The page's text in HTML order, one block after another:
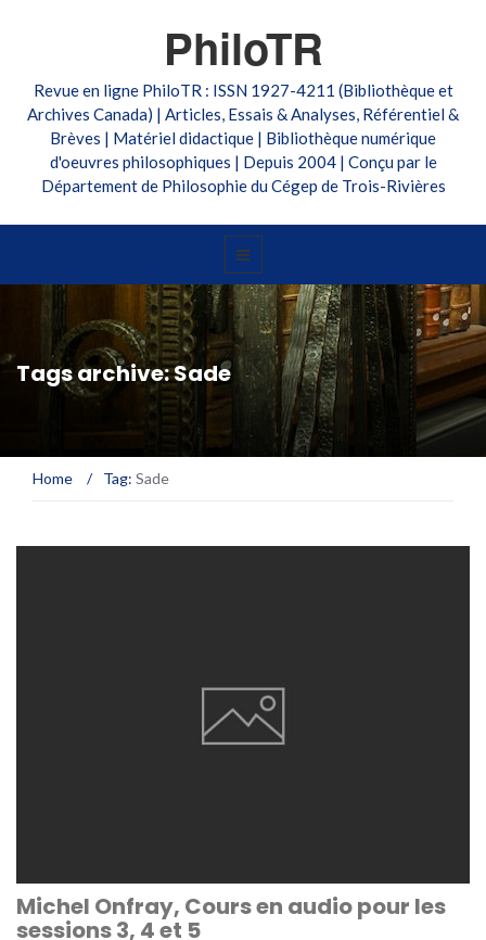
PhiloTR
Revue en ligne PhiloTR : ISSN 1927-4211 (Bibliothèque et
Archives Canada) | Articles, Essais & Analyses, Référentiel &
Brèves | Matériel didactique | Bibliothèque numérique
d'oeuvres philosophiques | Depuis 2004 | Conçu par le
Département de Philosophie du Cégep de Trois-Rivières
Tags archive: Sade
Home / Tag: Sade
Michel Onfray, Cours en audio pour les
sessions 3, 4 et 5